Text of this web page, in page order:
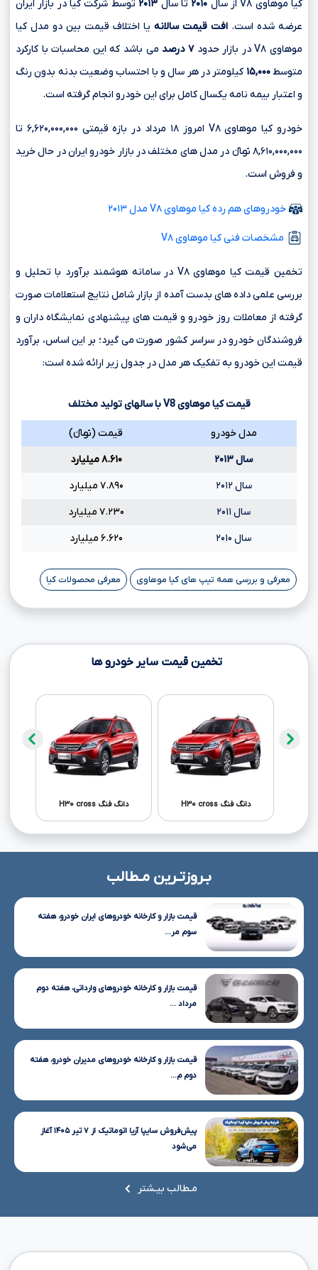
کیا موهاوی V۸ از سال ۲۰۱۰ تا سال ۲۰۱۳ توسط شرکت کیا در بازار ایران
عرضه شده است. افت قیمت سالانه یا اختلاف قیمت بین دو مدل کیا
موهاوی V۸ در بازار حدود
۷ درصد
می باشد که این محاسبات با کارکرد
متوسط۱۵,۰۰۰ کیلومتر در هر سال و با احتساب وضعیت بدنه بدون رنگ
و اعتبار بیمه نامه یکسال کامل برای این خودرو انجام گرفته است.
خودرو کیا موهاوی V۸ امروز ۱۸ مرداد در بازه قیمتی ۶,۶۲۰,۰۰۰,۰۰۰ تا
۸,۶۱۰,۰۰۰,۰۰۰ تومانءءء در مدل های مختلف در بازار خودرو ایران در حال خرید
و فروش است.
خودروهای هم رده کیا موهاوی V۸ مدل ۲۰۱۳
مشخصات فنی کیا موهاوی V۸
تخمین قیمت کیا موهاوی V۸ در سامانه هوشمند برآورد با تحلیل و
بررسی علمی داده های بدست آمده از بازار شامل نتایج استعلامات صورت
گرفته از معاملات روز خودرو و قیمت های پیشنهادی نمایشگاه داران و
فروشندگان خودرو در سراسر کشور صورت می گیرد؛ بر این اساس، برآورد
قیمت این خودرو به تفکیک هر مدل در جدول زیر ارائه شده است:
قیمت کیا موهاویV8با سالهای تولید مختلف
مدل خودرو
قیمت (تومانءءء)
سال ۲۰۱۳
۸.۶۱۰ میلیارد
سال ۲۰۱۲
۷.۸۹۰ میلیارد
سال ۲۰۱۱
۷.۲۳۰ میلیارد
سال ۲۰۱۰
۶.۶۲۰ میلیارد
معرفی و بررسی همه تیپ های کیا موهاوی معرفی محصولات کیا
تخمین قیمت سایر خودرو ها
دانگ فنگ H۳۰ cross دانگ فنگ H۳۰ cross
بـروزتـرین مـطالب
قیمت بازار و کارخانه خودروهای ایران خودرو، هفته
سوم مر...
قیمت بازار و کارخانه خودروهای وارداتی، هفته دوم
مرداد ...
قیمت بازار و کارخانه خودروهای مدیران خودرو، هفته
دوم م...
پیش‌فروش سایپا آریا اتوماتیک از ۷ تیر ۱۴۰۵ آغاز
می‌شود
مـطالب بیـشتر